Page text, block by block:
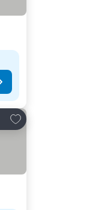
Dodati u favorite